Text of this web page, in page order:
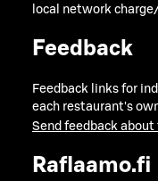
local network
Feedback
Feedback links for
each restaurant's
Send feedback
Raflaamo.fi